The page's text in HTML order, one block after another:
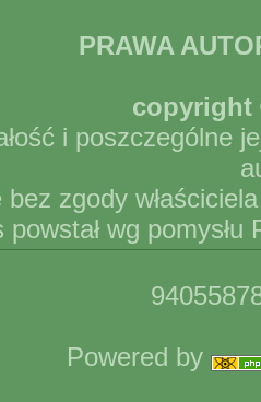
PRAWA
copyright
i poszczególne
zgody
powstał wg
Powered by